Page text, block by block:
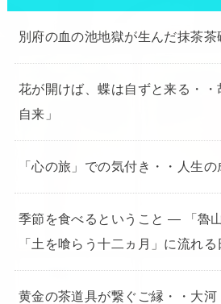
別府の血の池地獄が生んだ抹茶茶
花が開けば、蝶は自ずと来る・
自来」
「心の旅」での気付き・・人生
季節を食べるということ ― 「魯
「土を喰らう十二ヵ月」に流れ
黄金の茶道具が繋ぐご縁・・大河